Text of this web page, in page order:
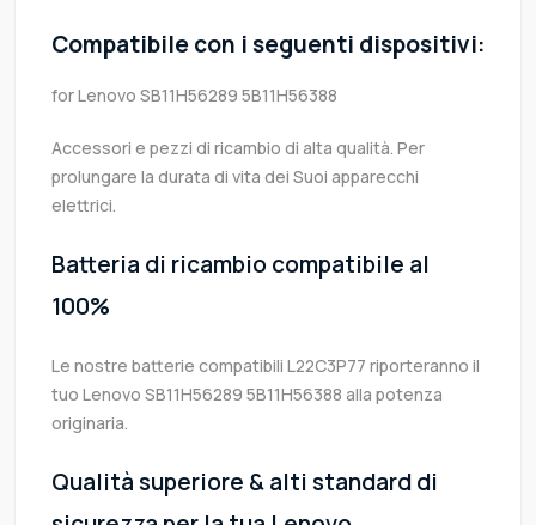
Compatibile con i seguenti dispositivi:
for Lenovo SB11H56289 5B11H56388
Accessori e pezzi di ricambio di alta qualità. Per
prolungare la durata di vita dei Suoi apparecchi
elettrici.
Batteria di ricambio compatibile al
100%
Le nostre batterie compatibili L22C3P77 riporteranno il
tuo Lenovo SB11H56289 5B11H56388 alla potenza
originaria.
Qualità superiore & alti standard di